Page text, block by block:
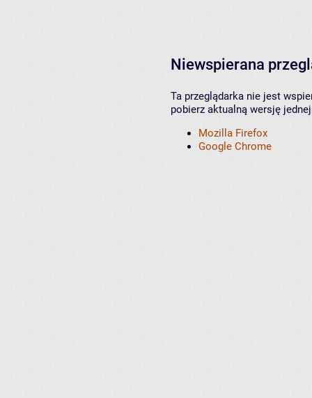
Niewspierana
Ta przeglądarka nie jest
pobierz aktualną wersję
Mozilla Firefox
Google Chrome